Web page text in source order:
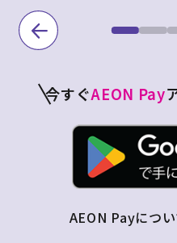
今すぐAEON Pay
AEON Payにつ